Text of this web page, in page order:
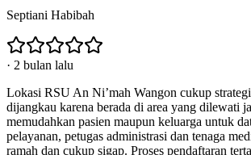
Septiani Habibah
· 2 bulan lalu
Lokasi RSU An Ni’mah Wangon cukup
dijangkau karena berada di area yang dilewati
memudahkan pasien maupun keluarga untuk
pelayanan, petugas administrasi dan tenaga
ramah dan cukup sigap. Proses pendaftaran